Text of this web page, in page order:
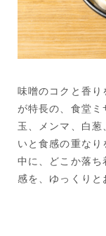
味噌のコクと香
が特長の、食堂
玉、メンマ、白
いと食感の重な
中に、どこか落ち
感を、ゆっくりと